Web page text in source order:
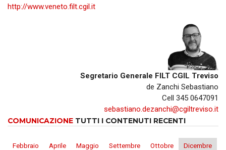
http://www.veneto.filt.cgil.it
Segretario Generale FILT CGIL Treviso
de Zanchi Sebastiano
Cell 345 0647091
sebastiano.dezanchi@cgiltreviso.it
COMUNICAZIONE TUTTI I CONTENUTI RECENTI
Febbraio Aprile Maggio Settembre Ottobre Dicembre